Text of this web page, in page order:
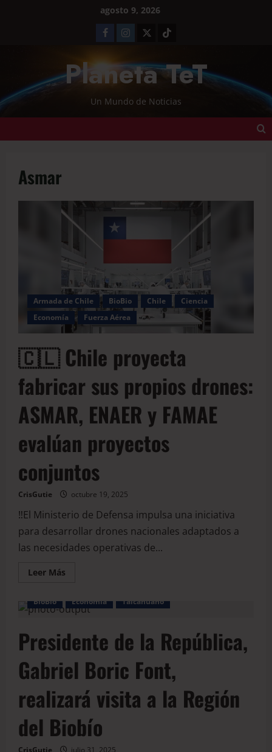
agosto 9, 2026
Planeta TeT
Un Mundo de Noticias
Asmar
Armada de Chile BioBio Chile
Ciencia
Economía
Fuerza Aérea
🇨🇱 Chile proyecta
fabricar sus propios drones:
ASMAR, ENAER y FAMAE
evalúan proyectos
conjuntos
CrisGutie octubre 19, 2025
‼️El Ministerio de Defensa impulsa una iniciativa
para desarrollar drones nacionales adaptados a
las necesidades operativas de...
Leer Más
BioBio Economía Talcahuano
Presidente de la República,
Gabriel Boric Font,
realizará visita a la Región
del Biobío